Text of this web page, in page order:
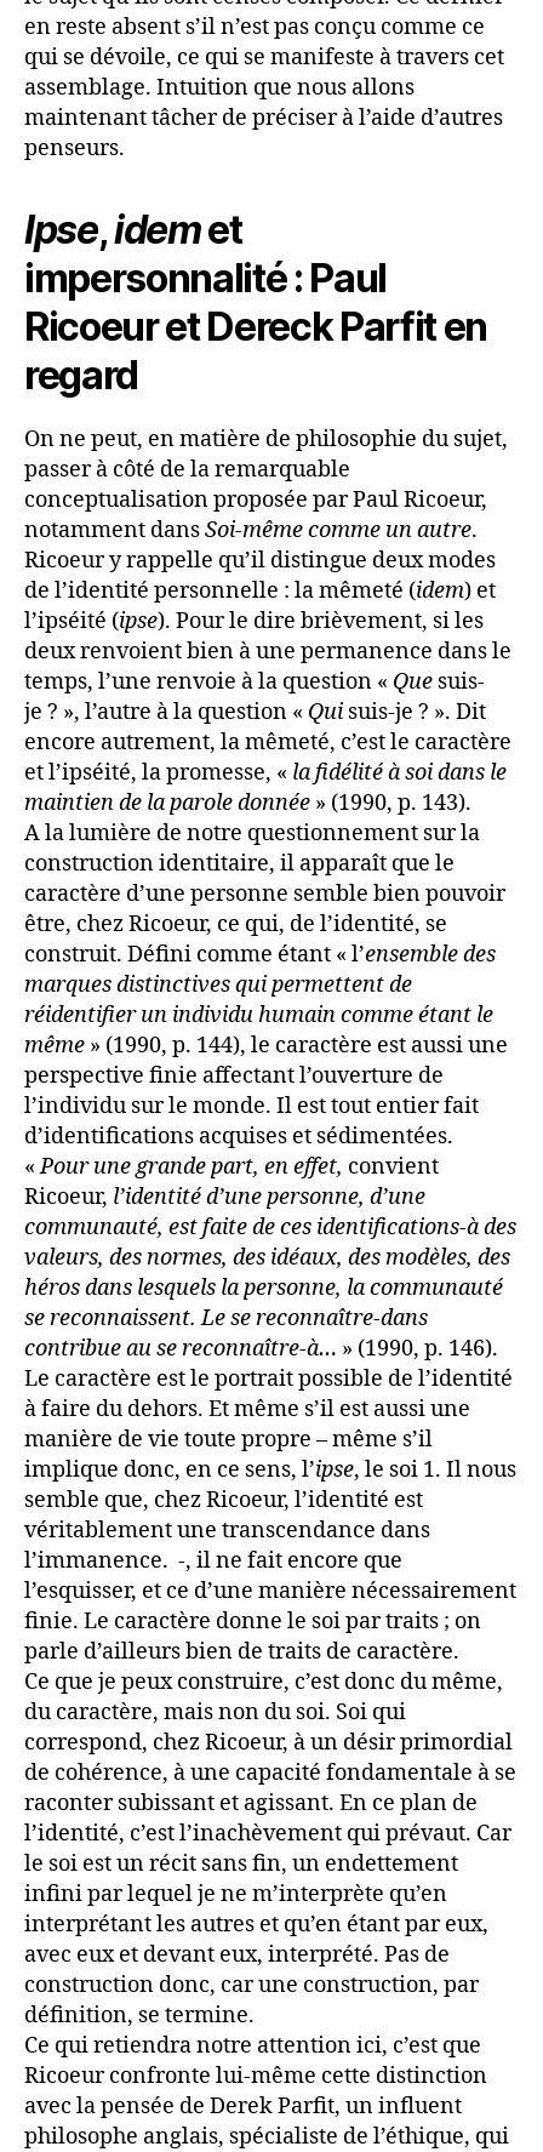
en reste absent s’il n’est pas conçu comme ce
qui se dévoile, ce qui se manifeste à travers cet
assemblage. Intuition que nous allons
maintenant tâcher de préciser à l’aide d’autres
penseurs.
Ipse,idemet
impersonnalité : Paul
Ricoeur et Dereck Parfit en
regard
On ne peut, en matière de philosophie du sujet,
passer à côté de la remarquable
conceptualisation proposée par Paul Ricoeur,
notamment dansSoi-même comme un autre.
Ricoeur y rappelle qu’il distingue deux modes
de l’identité personnelle : la mêmeté (idem) et
l’ipséité (ipse). Pour le dire brièvement, si les
deux renvoient bien à une permanence dans le
temps, l’une renvoie à la question « Que suis-
je ? », l’autre à la question « Qui suis-je ? ». Dit
encore autrement, la mêmeté, c’est le caractère
et l’ipséité, la promesse, « la fidélité à soi dans le
maintien de la parole donnée » (1990, p. 143).
A la lumière de notre questionnement sur la
construction identitaire, il apparaît que le
caractère d’une personne semble bien pouvoir
être, chez Ricoeur, ce qui, de l’identité, se
construit. Défini comme étant « l’ensemble des
marques distinctives qui permettent de
réidentifier un individu humain comme étant le
même » (1990, p. 144), le caractère est aussi une
perspective finie affectant l’ouverture de
l’individu sur le monde. Il est tout entier fait
d’identifications acquises et sédimentées.
«Pour une grande part, en effet, convient
Ricoeur, l’identité d’une personne, d’une
communauté, est faite de ces identifications-à des
valeurs, des normes, des idéaux, des modèles, des
héros dans lesquels la personne, la communauté
se reconnaissent. Le se reconnaître-dans
contribue au se reconnaître-à… » (1990, p. 146).
Le caractère est le portrait possible de l’identité
à faire du dehors. Et même s’il est aussi une
manière de vie toute propre – même s’il
implique donc, en ce sens, l’ipse, le soi 1. Il nous
semble que, chez Ricoeur, l’identité est
véritablement une transcendance dans
l’immanence. -, il ne fait encore que
l’esquisser, et ce d’une manière nécessairement
finie. Le caractère donne le soi par traits ; on
parle d’ailleurs bien de traits de caractère.
Ce que je peux construire, c’est donc du même,
du caractère, mais non du soi. Soi qui
correspond, chez Ricoeur, à un désir primordial
de cohérence, à une capacité fondamentale à se
raconter subissant et agissant. En ce plan de
l’identité, c’est l’inachèvement qui prévaut. Car
le soi est un récit sans fin, un endettement
infini par lequel je ne m’interprète qu’en
interprétant les autres et qu’en étant par eux,
avec eux et devant eux, interprété. Pas de
construction donc, car une construction, par
définition, se termine.
Ce qui retiendra notre attention ici, c’est que
Ricoeur confronte lui-même cette distinction
avec la pensée de Derek Parfit, un influent
philosophe anglais, spécialiste de l’éthique, qui